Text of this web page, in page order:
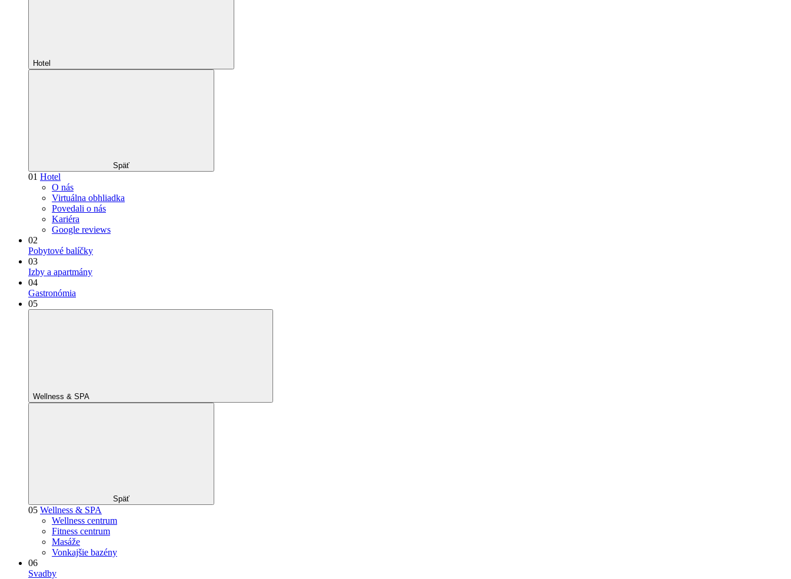
Hotel
Späť
01 Hotel
O nás
Virtuálna obhliadka
Povedali o nás
Kariéra
Google reviews
02
Pobytové balíčky
03
Izby a apartmány
04
Gastronómia
05
Wellness & SPA
Späť
05 Wellness & SPA
Wellness centrum
Fitness centrum
Masáže
Vonkajšie bazény
06
Svadby